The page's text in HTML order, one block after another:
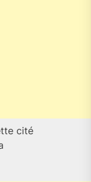
cité